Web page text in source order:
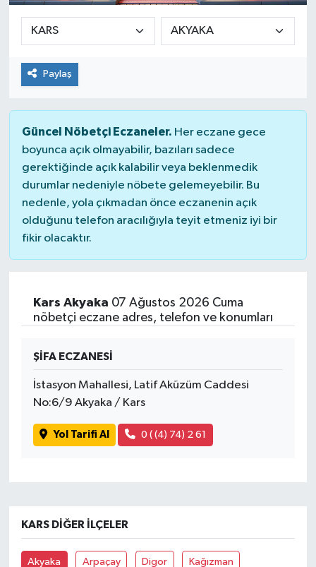
Paylaş
Güncel Nöbetçi Eczaneler. Her eczane gece
boyunca açık olmayabilir, bazıları sadece
gerektiğinde açık kalabilir veya beklenmedik
durumlar nedeniyle nöbete gelemeyebilir. Bu
nedenle, yola çıkmadan önce eczanenin açık
olduğunu telefon aracılığıyla teyit etmeniz iyi bir
fikir olacaktır.
Kars Akyaka 07 Ağustos 2026 Cuma
nöbetçi eczane adres, telefon ve konumları
ŞİFA ECZANESİ
İstasyon Mahallesi, Latif Aküzüm Caddesi
No:6/9 Akyaka / Kars
Yol Tarifi Al 0 ( (4) 74) 2 61
KARS DIĞER İLÇELER
Akyaka Arpaçay Digor Kağızman